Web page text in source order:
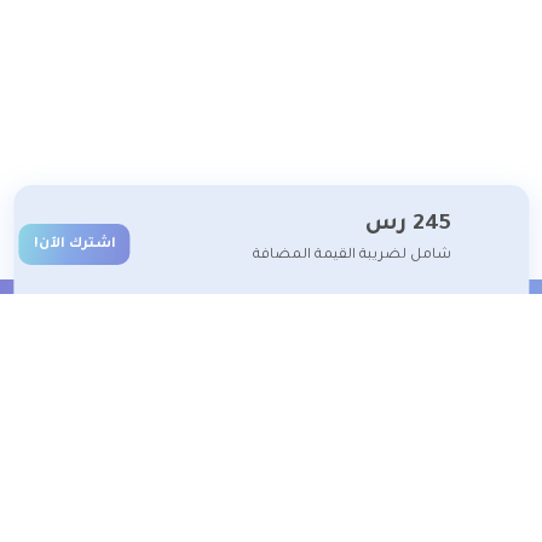
245 رس
شامل لضريبة القيمة المضافة
اشترك الآن!